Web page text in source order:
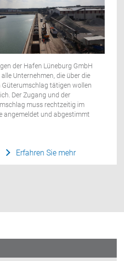
der Hafen Lüneburg GmbH
Unternehmen, die über die
Güterumschlag tätigen wollen
Der Zugang und der
muss rechtzeitig im
angemeldet und abgestimmt
Erfahren Sie mehr